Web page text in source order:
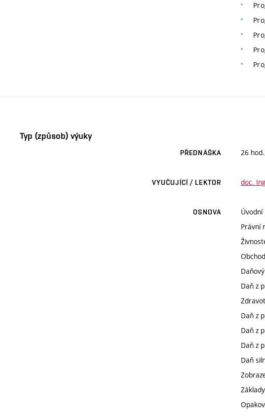
Typ (způsob) výuky
PŘEDNÁŠKA 26
VYUČUJÍCÍ / LEKTOR doc.
OSNOVA
Právní
Daň z
Daň z
Daň z
Daň z
Daň